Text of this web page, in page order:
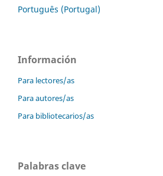
Português (Portugal)
Información
Para lectores/as
Para autores/as
Para bibliotecarios/as
Palabras clave